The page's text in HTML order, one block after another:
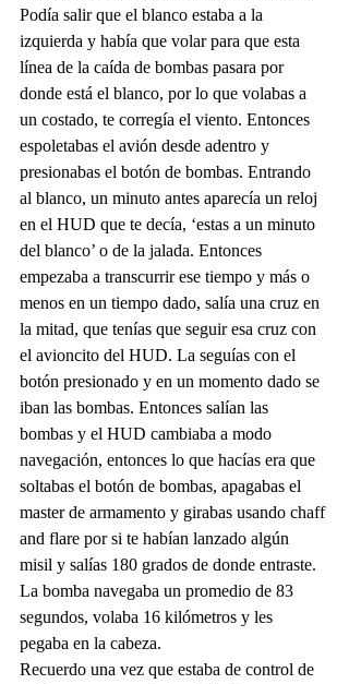
Podía salir que el blanco estaba a la
izquierda y había que volar para que esta
línea de la caída de bombas pasara por
donde está el blanco, por lo que volabas a
un costado, te corregía el viento. Entonces
espoletabas el avión desde adentro y
presionabas el botón de bombas. Entrando
al blanco, un minuto antes aparecía un reloj
en el HUD que te decía, ‘estas a un minuto
del blanco’ o de la jalada. Entonces
empezaba a transcurrir ese tiempo y más o
menos en un tiempo dado, salía una cruz en
la mitad, que tenías que seguir esa cruz con
el avioncito del HUD. La seguías con el
botón presionado y en un momento dado se
iban las bombas. Entonces salían las
bombas y el HUD cambiaba a modo
navegación, entonces lo que hacías era que
soltabas el botón de bombas, apagabas el
master de armamento y girabas usando chaff
and flare por si te habían lanzado algún
misil y salías 180 grados de donde entraste.
La bomba navegaba un promedio de 83
segundos, volaba 16 kilómetros y les
pegaba en la cabeza.
Recuerdo una vez que estaba de control de